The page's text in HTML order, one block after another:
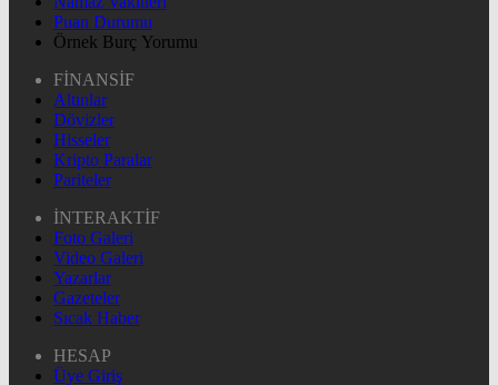
Puan Durumu
Örnek Burç Yorumu
FİNANSİF
Altınlar
Dövizler
Hisseler
Kripto Paralar
Pariteler
İNTERAKTİF
Foto Galeri
Video Galeri
Yazarlar
Gazeteler
Sıcak Haber
HESAP
Üye Giriş